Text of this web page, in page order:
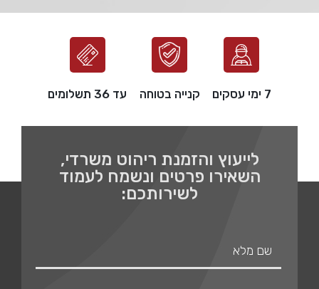
7 ימי עסקים קנייה בטוחה עד 36 תשלומים
לייעוץ והזמנת ריהוט משרדי,
השאירו פרטים ונשמח לעמוד
לשירותכם: